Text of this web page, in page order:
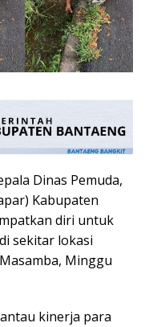
Dinas Pemuda,
Kabupaten
diri untuk
sekitar lokasi
Minggu
kinerja para